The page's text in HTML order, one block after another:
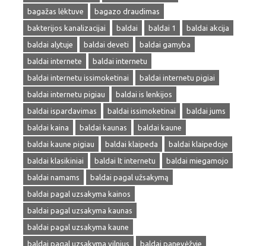
bagažas lėktuve
bagazo draudimas
bakterijos kanalizacijai
baldai baldai 1
baldai akcija
baldai alytuje
baldai deveti
baldai gamyba
baldai internete
baldai internetu
baldai internetu issimoketinai
baldai internetu pigiai
baldai internetu pigiau
baldai is lenkijos
baldai ispardavimas
baldai issimoketinai
baldai jums
baldai kaina
baldai kaunas
baldai kaune
baldai kaune pigiau
baldai klaipeda
baldai klaipedoje
baldai klasikiniai
baldai lt internetu
baldai miegamojo
baldai namams
baldai pagal užsakymą
baldai pagal uzsakyma kainos
baldai pagal uzsakyma kaunas
baldai pagal uzsakyma kaune
baldai pagal uzsakyma vilnius
baldai panevėžyje